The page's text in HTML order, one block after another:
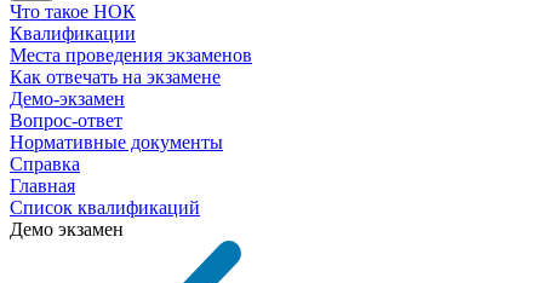
Что такое НОК
Квалификации
Места проведения экзаменов
Как отвечать на экзамене
Демо-экзамен
Вопрос-ответ
Нормативные документы
Справка
Главная
Список квалификаций
Демо экзамен